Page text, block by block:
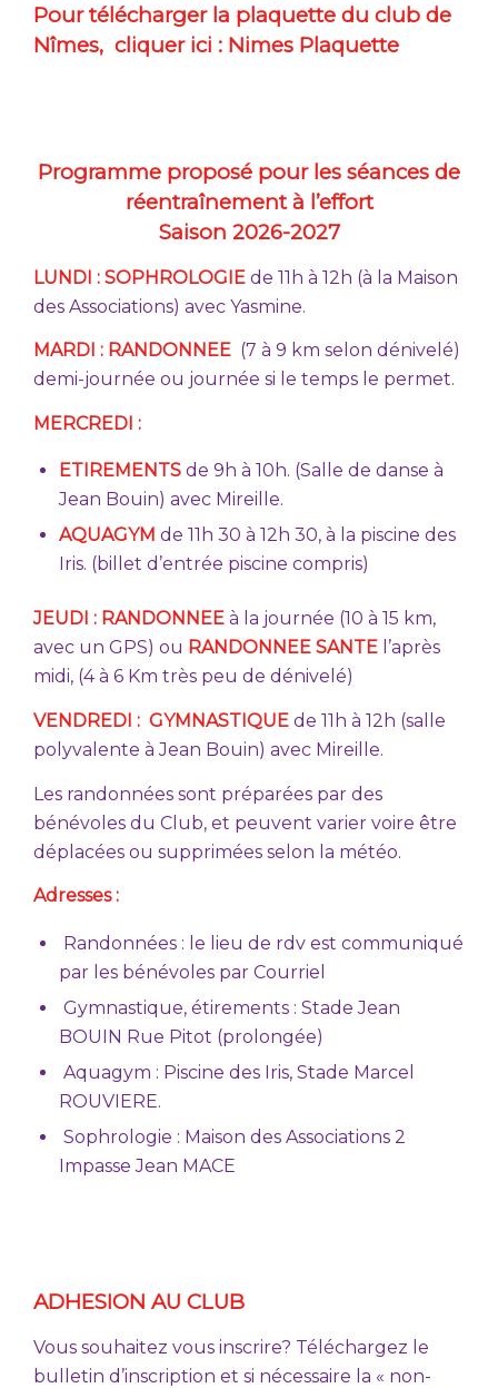
Pour télécharger la plaquette du club de
Nîmes, cliquer ici : Nimes Plaquette
Programme proposé pour les séances de
réentraînement à l’effort
Saison 2026-2027
LUNDI : SOPHROLOGIE de 11h à 12h (à la Maison
des Associations) avec Yasmine.
MARDI : RANDONNEE (7 à 9 km selon dénivelé)
demi-journée ou journée si le temps le permet.
MERCREDI :
ETIREMENTS de 9h à 10h. (Salle de danse à
Jean Bouin) avec Mireille.
AQUAGYM de 11h 30 à 12h 30, à la piscine des
Iris. (billet d’entrée piscine compris)
JEUDI : RANDONNEE à la journée (10 à 15 km,
avec un GPS) ou RANDONNEE SANTE l’après
midi, (4 à 6 Km très peu de dénivelé)
VENDREDI : GYMNASTIQUE de 11h à 12h (salle
polyvalente à Jean Bouin) avec Mireille.
Les randonnées sont préparées par des
bénévoles du Club, et peuvent varier voire être
déplacées ou supprimées selon la météo.
Adresses :
Randonnées : le lieu de rdv est communiqué
par les bénévoles par Courriel
Gymnastique, étirements : Stade Jean
BOUIN Rue Pitot (prolongée)
Aquagym : Piscine des Iris, Stade Marcel
ROUVIERE.
Sophrologie : Maison des Associations 2
Impasse Jean MACE
ADHESION AU CLUB
Vous souhaitez vous inscrire? Téléchargez le
bulletin d’inscription et si nécessaire la « non-